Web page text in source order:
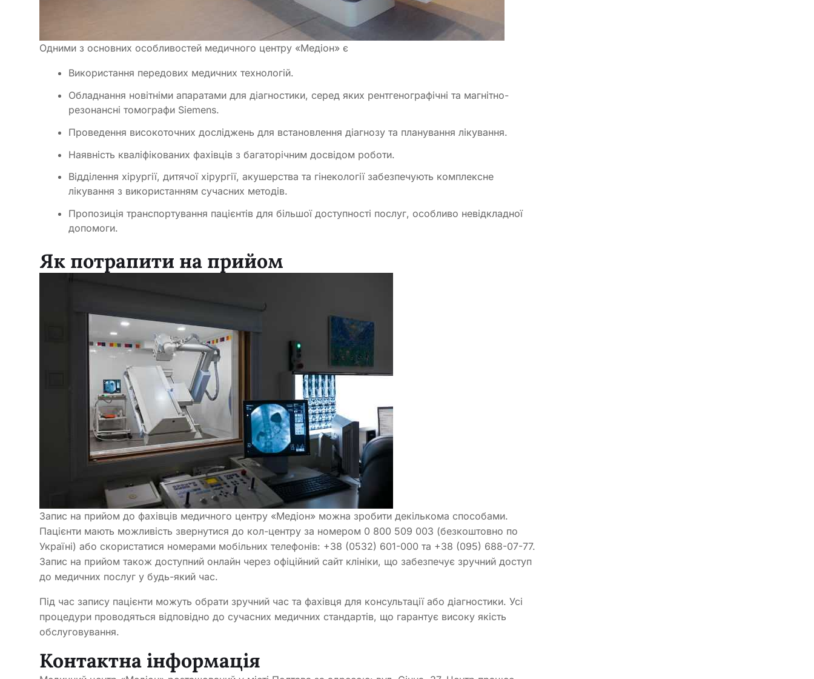
Одними з основних особливостей медичного центру «Медіон» є
Використання передових медичних технологій.
Обладнання новітніми апаратами для діагностики, серед яких рентгенографічні та магнітно-
резонансні томографи Siemens.
Проведення високоточних досліджень для встановлення діагнозу та планування лікування.
Наявність кваліфікованих фахівців з багаторічним досвідом роботи.
Відділення хірургії, дитячої хірургії, акушерства та гінекології забезпечують комплексне
лікування з використанням сучасних методів.
Пропозиція транспортування пацієнтів для більшої доступності послуг, особливо невідкладної
допомоги.
Як потрапити на прийом
Запис на прийом до фахівців медичного центру «Медіон» можна зробити декількома способами.
Пацієнти мають можливість звернутися до кол-центру за номером 0 800 509 003 (безкоштовно по
Україні) або скористатися номерами мобільних телефонів: +38 (0532) 601-000 та +38 (095) 688-07-77.
Запис на прийом також доступний онлайн через офіційний сайт клініки, що забезпечує зручний доступ
до медичних послуг у будь-який час.
Під час запису пацієнти можуть обрати зручний час та фахівця для консультації або діагностики. Усі
процедури проводяться відповідно до сучасних медичних стандартів, що гарантує високу якість
обслуговування.
Контактна інформація